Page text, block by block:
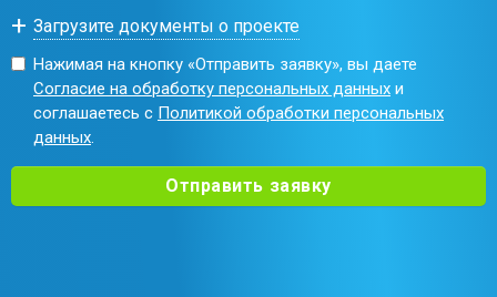
Нажимая на кнопку «Отправить заявку», вы даете
Согласие на обработку персональных данных и
соглашаетесь с Политикой обработки персональных
данных.
Отправить заявку